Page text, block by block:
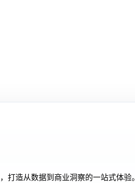
打造从数据到商业洞察的一站式体验